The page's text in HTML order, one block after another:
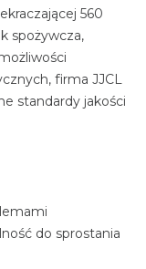
560
spożywcza,
firma JJCL
standardy jakości
do sprostania